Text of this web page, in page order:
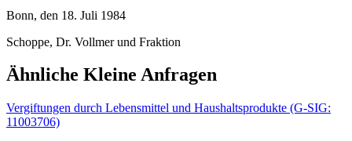
Bonn, den 18. Juli 1984
Schoppe, Dr. Vollmer und Fraktion
Ähnliche Kleine Anfragen
Vergiftungen durch Lebensmittel und Haushaltsprodukte (G-SIG:
11003706)